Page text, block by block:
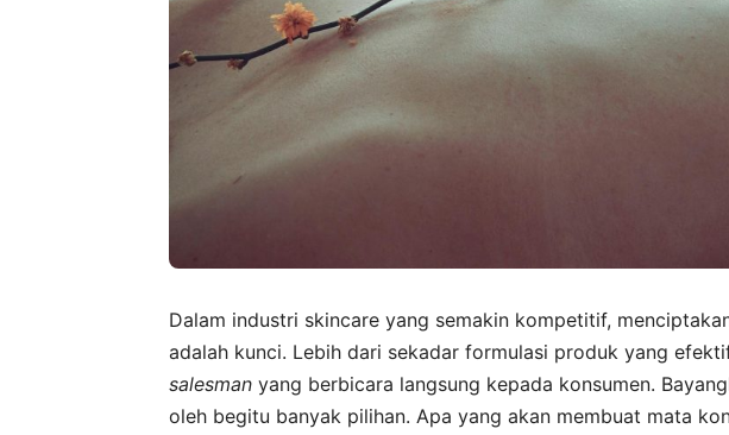
Dalam industri skincare yang semakin kompetitif,
adalah kunci. Lebih dari sekadar formulasi produk yang
salesman yang berbicara langsung kepada konsumen.
oleh begitu banyak pilihan. Apa yang akan membuat mata